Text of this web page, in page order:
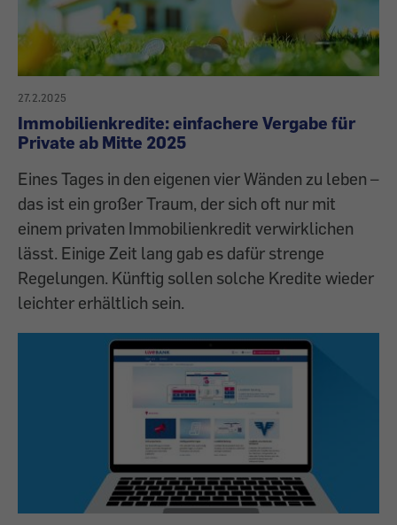
27.2.2025
Immobilienkredite: einfachere Vergabe für
Private ab Mitte 2025
Eines Tages in den eigenen vier Wänden zu leben –
das ist ein großer Traum, der sich oft nur mit
einem privaten Immobilienkredit verwirklichen
lässt. Einige Zeit lang gab es dafür strenge
Regelungen. Künftig sollen solche Kredite wieder
leichter erhältlich sein.